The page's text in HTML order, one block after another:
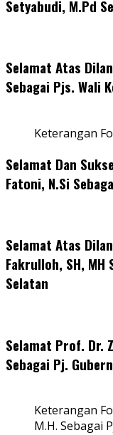
Setyabudi, M.Pd
Selamat Atas
Sebagai Pjs. Wali
Keterangan
Selamat Dan
Fatoni, N.Si
Selamat Atas
Fakrulloh, SH, MH
Selatan
Selamat Prof. Dr.
Sebagai Pj.
Keterangan
M.H. Sebagai